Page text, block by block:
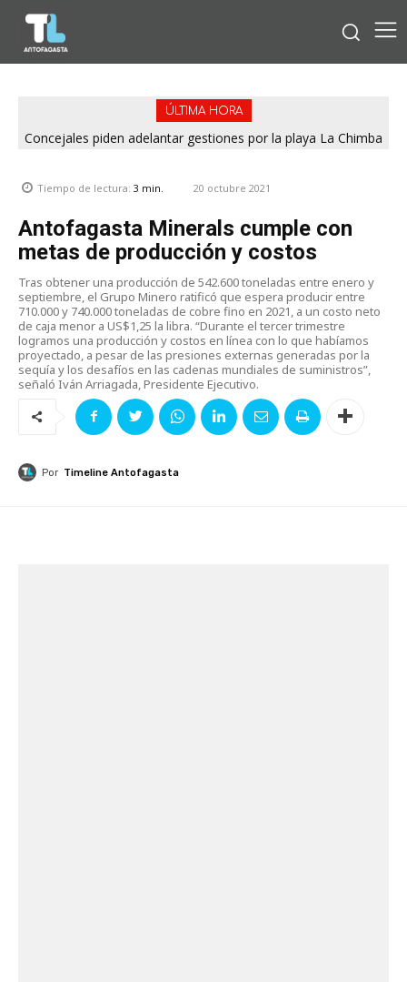
ÚLTIMA HORA
Concejales piden adelantar gestiones por la playa La Chimba
Tiempo de lectura: 3 min. 20 octubre 2021
Antofagasta Minerals cumple con
metas de producción y costos
Tras obtener una producción de 542.600 toneladas entre enero y
septiembre, el Grupo Minero ratificó que espera producir entre
710.000 y 740.000 toneladas de cobre fino en 2021, a un costo neto
de caja menor a US$1,25 la libra. “Durante el tercer trimestre
logramos una producción y costos en línea con lo que habíamos
proyectado, a pesar de las presiones externas generadas por la
sequía y los desafíos en las cadenas mundiales de suministros”,
señaló Iván Arriagada, Presidente Ejecutivo.
Por Timeline Antofagasta